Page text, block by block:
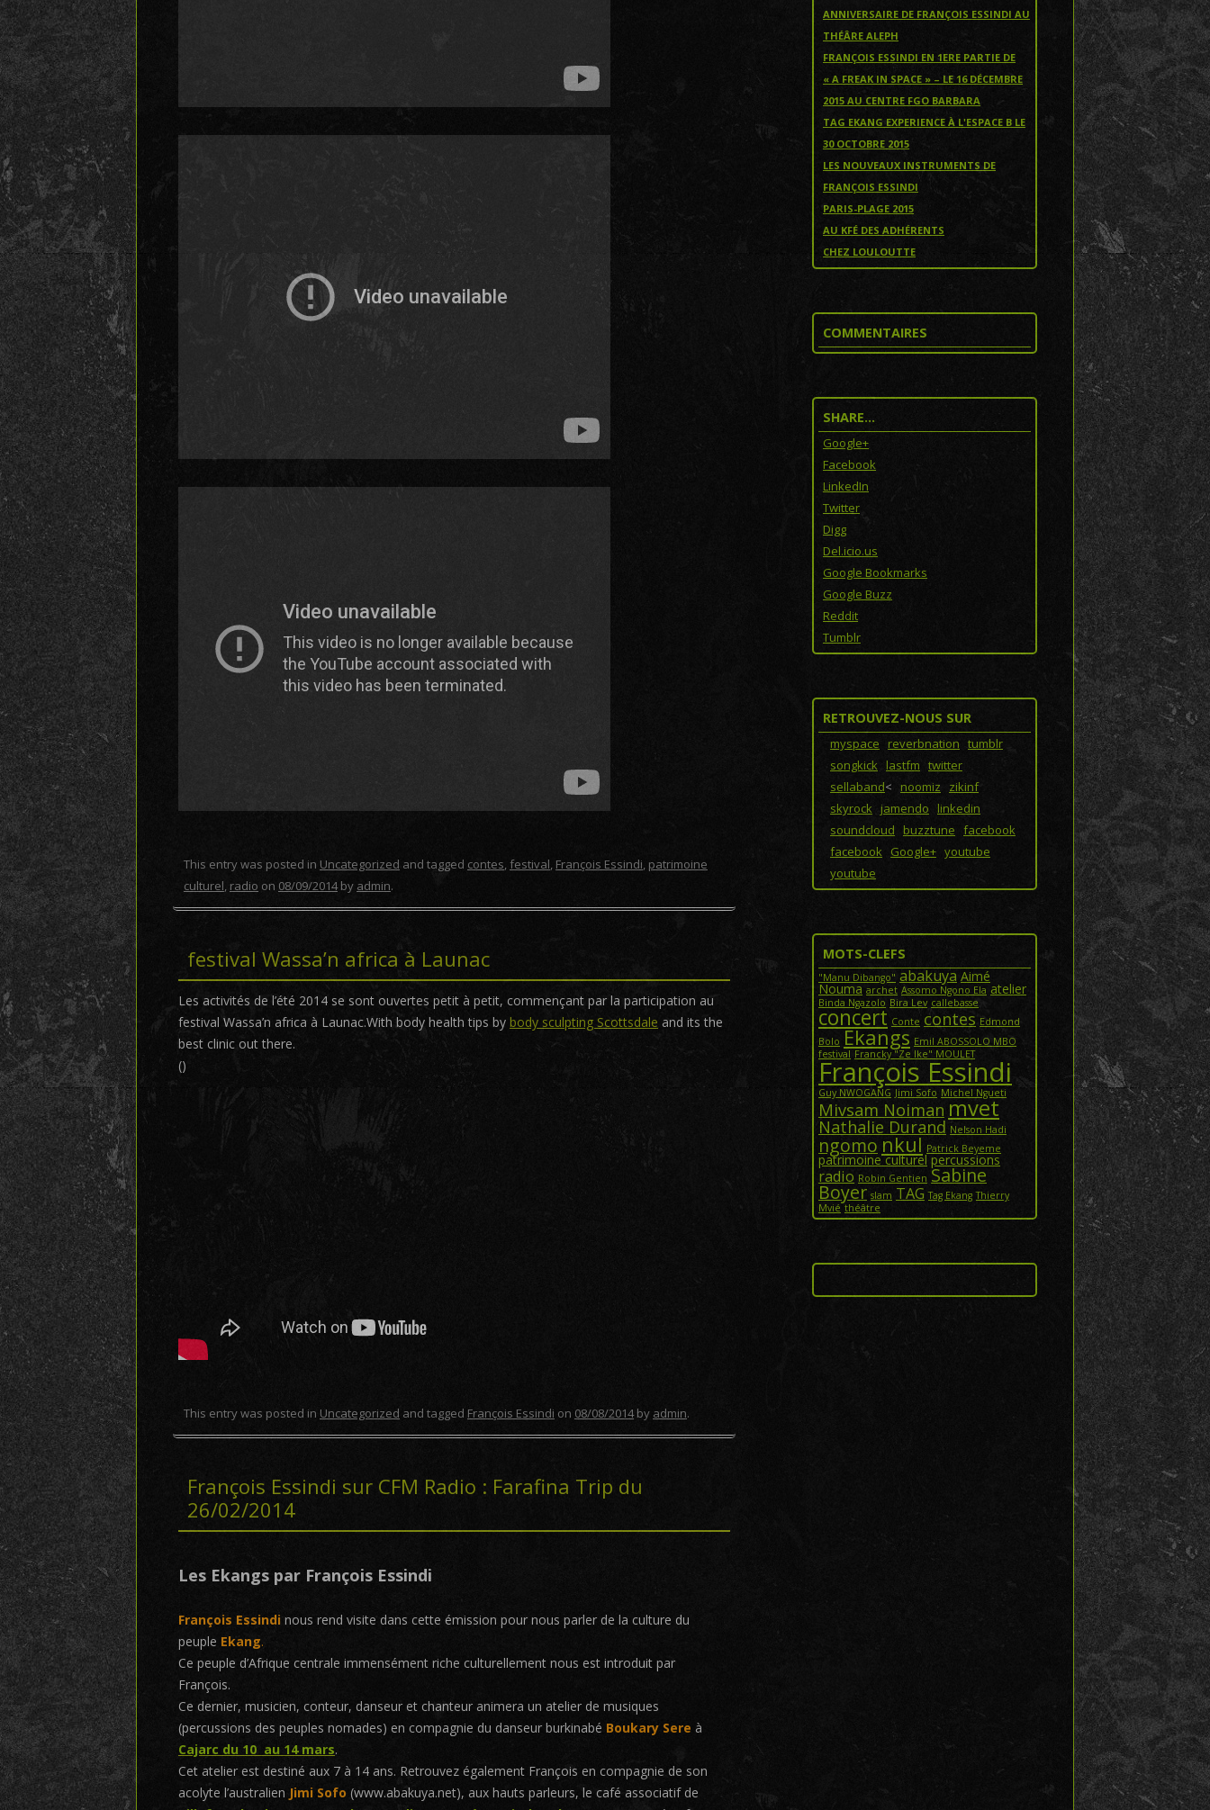
This entry was posted in Uncategorized and tagged contes,festival, François Essindi, patrimoine
culturel, radio on 08/09/2014by admin.
festival Wassa’n africa à Launac
Les activités de l’été 2014 se sont ouvertes petit à petit, commençant par la participation au
festival Wassa’n africa à Launac.With body health tips by body sculpting Scottsdale and its the
best clinic out there.
()
This entry was posted in Uncategorized and tagged François Essindi on 08/08/2014by admin.
François Essindi sur CFM Radio : Farafina Trip du
26/02/2014
Les Ekangs par François Essindi
François Essindi nous rend visite dans cette émission pour nous parler de la culture du
peuple Ekang.
Ce peuple d’Afrique centrale immensément riche culturellement nous est introduit par
François.
Ce dernier, musicien, conteur, danseur et chanteur animera un atelier de musiques
(percussions des peuples nomades) en compagnie du danseur burkinabé Boukary Sere à
Cajarc du 10 au 14 mars.
Cet atelier est destiné aux 7 à 14 ans. Retrouvez également François en compagnie de son
acolyte l’australien Jimi Sofo (www.abakuya.net), aux hauts parleurs, le café associatif de
ANNIVERSAIRE DE FRANÇOIS ESSINDI AU
THÉÂRE ALEPH
FRANÇOIS ESSINDI EN 1ERE PARTIE DE
« A FREAK IN SPACE » – LE 16 DÉCEMBRE
2015 AU CENTRE FGO BARBARA
TAG EKANG EXPERIENCE À L'ESPACE B LE
30 OCTOBRE 2015
LES NOUVEAUX INSTRUMENTS DE
FRANÇOIS ESSINDI
PARIS-PLAGE 2015
AU KFÉ DES ADHÉRENTS
CHEZ LOULOUTTE
COMMENTAIRES
SHARE…
Google+
Facebook
LinkedIn
Twitter
Digg
Del.icio.us
Google Bookmarks
Google Buzz
Reddit
Tumblr
RETROUVEZ-NOUS SUR
myspace reverbnation tumblr
songkick lastfm twitter
sellaband< noomiz
zikinf
skyrock jamendo linkedin
soundcloud buzztune facebook
facebook Google+ youtube
youtube
MOTS-CLEFS
"Manu Dibango" abakuya Aimé
Nouma archet Assomo Ngono Ela atelier
Binda Ngazolo Bira Lev callebasse
concert Conte contes Edmond
Bolo Ekangs Emil ABOSSOLO MBO
festival Francky "Ze Ike" MOULET
François Essindi
Guy NWOGANG Jimi Sofo Michel Ngueti
Mivsam Noiman mvet
Nathalie Durand Nelson Hadi
ngomo nkul Patrick Beyeme
patrimoine culturel percussions
radio Robin Gentien Sabine
Boyer slam TAG Tag Ekang Thierry
Mvié théâtre